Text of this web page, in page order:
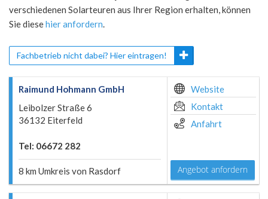
verschiedenen Solarteuren aus Ihrer Region erhalten, können
Sie diesehier anfordern.
Fachbetrieb nicht dabei? Hier eintragen!
Raimund Hohmann GmbH
Leibolzer Straße 6
36132 Eiterfeld
Tel: 06672 282
8 km Umkreis von Rasdorf
Website
Kontakt
Anfahrt
Angebot anfordern